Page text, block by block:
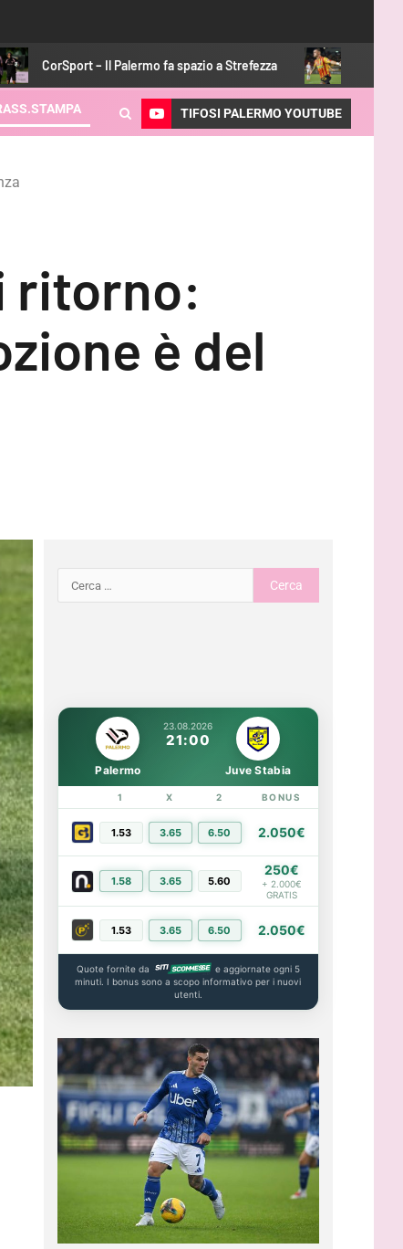
– Il Palermo fa spazio a Strefezza Gabriel Strefezza –
TIFOSI PALERMO YOUTUBE
ritorno:
è del
23.08.2026
21:00
Palermo Juve Stabia
1 X 2 BONUS
1.53 3.65 6.50 2.050€
1.58 3.65 5.60
250€
+ 2.000€
GRATIS
1.53 3.65 6.50 2.050€
Quote fornite da
e aggiornate ogni 5
minuti. I bonus sono a scopo informativo per i nuovi
utenti.